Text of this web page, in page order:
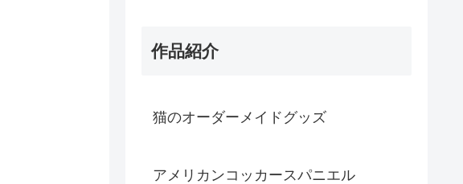
作品紹介
猫のオーダーメイドグッズ
アメリカンコッカースパニエル